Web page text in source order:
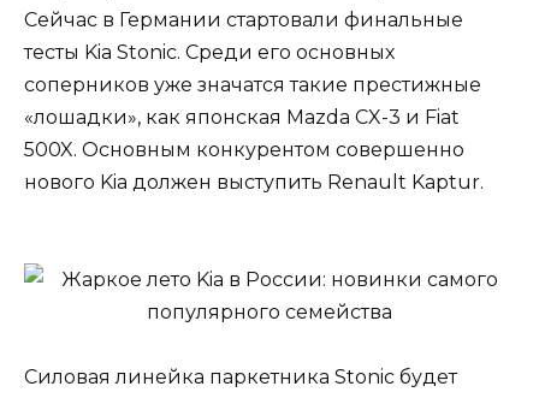
Сейчас в Германии стартовали финальные
тесты Kia Stonic. Среди его основных
соперников уже значатся такие престижные
«лошадки», как японская Mazda CX-3 и Fiat
500X. Основным конкурентом совершенно
нового Kia должен выступить Renault Kaptur.
Силовая линейка паркетника Stonic будет